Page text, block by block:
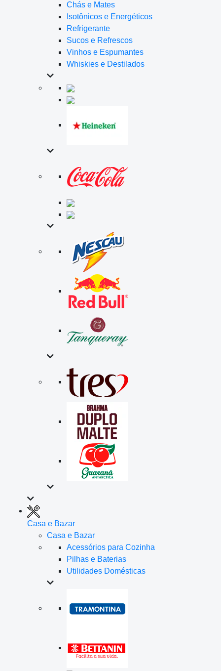
Chás e Mates
Isotônicos e Energéticos
Refrigerante
Sucos e Refrescos
Vinhos e Espumantes
Whiskies e Destilados
Casa e Bazar
Casa e Bazar
Acessórios para Cozinha
Pilhas e Baterias
Utilidades Domésticas